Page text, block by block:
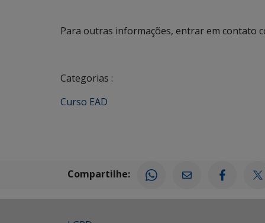
Para outras informações, entrar em contato
Categorias :
Curso EAD
Compartilhe: